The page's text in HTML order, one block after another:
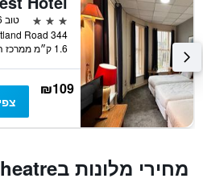
3 כוכבים
טוב 6.6
1.6 ק״מ ממרכז העיר
₪109
מחירי מלונות בEpstein Theatre